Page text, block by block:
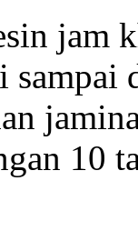
jam
sampai
10